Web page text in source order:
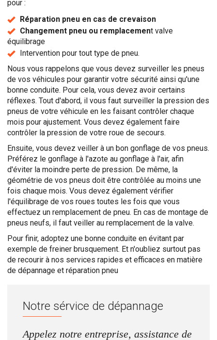
pour :
Réparation pneu en cas de crevaison
Changement pneu ou remplacement valve
équilibrage
Intervention pour tout type de pneu.
Nous vous rappelons que vous devez surveiller les pneus
de vos véhicules pour garantir votre sécurité ainsi qu'une
bonne conduite. Pour cela, vous devez avoir certains
réflexes. Tout d'abord, il vous faut surveiller la pression des
pneus de votre véhicule en les faisant contrôler chaque
mois pour ajustement. Vous devez également faire
contrôler la pression de votre roue de secours.
Ensuite, vous devez veiller à un bon gonflage de vos pneus.
Préférez le gonflage à l'azote au gonflage à l'air, afin
d'éviter la moindre perte de pression. De même, la
géométrie de vos pneus doit être contrôlée au moins une
fois chaque mois. Vous devez également vérifier
l'équilibrage de vos roues toutes les fois que vous
effectuez un remplacement de pneu. En cas de montage de
pneus neufs, il faut veiller au remplacement de la valve.
Pour finir, adoptez une bonne conduite en évitant par
exemple de freiner brusquement. Et n'oubliez surtout pas
de recourir à nos services rapides et efficaces en matière
de dépannage et réparation pneu
Notre sérvice de dépannage
Appelez notre entreprise, assistance de